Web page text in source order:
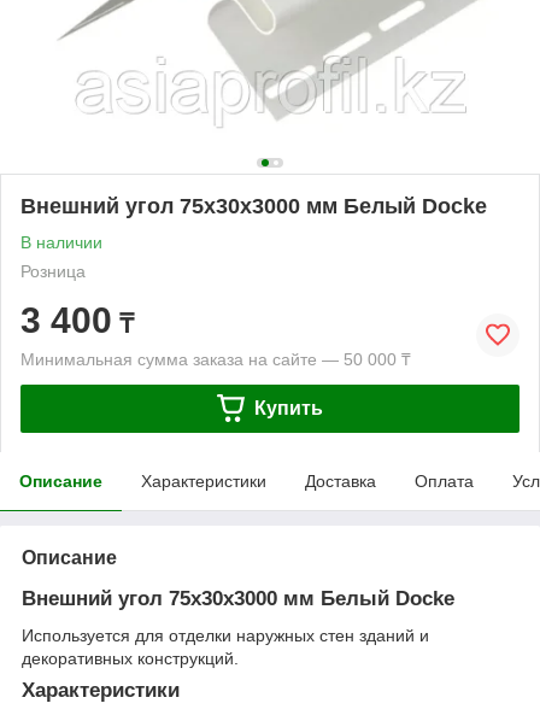
Внешний угол 75х30х3000 мм Белый Docke
В наличии
Розница
3 400 ₸
Минимальная сумма заказа на сайте — 50 000 ₸
Купить
Описание Характеристики Доставка Оплата
Описание
Внешний угол 75х30х3000 мм Белый Docke
Используется для отделки наружных стен зданий и
декоративных конструкций.
Характеристики